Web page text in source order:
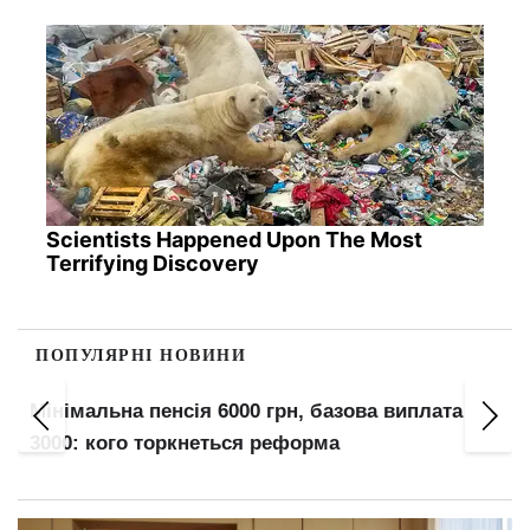
Scientists Happened Upon The Most
Terrifying Discovery
ПОПУЛЯРНІ НОВИНИ
Мінімальна пенсія 6000 грн, базова виплата
3000: кого торкнеться реформа